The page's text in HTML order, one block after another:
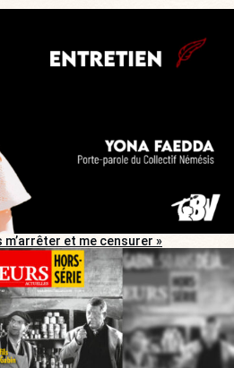
m’arrêter et me censurer »